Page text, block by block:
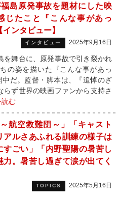
島原発事故を題材にした映
じたこと『こんな事があっ
インタビュー】
インタビュー 2025年9月16日
舞台に、原発事故で引き裂かれ
の姿を描いた『こんな事があっ
だ。監督・脚本は、『追悼のざ
ず世界の映画ファンから支持さ
読む
～航空救難団～」「キャスト
アルさあふれる訓練の様子は
すごい」「内野聖陽の暑苦し
力。暑苦し過ぎて涙が出てく
TOPICS 2025年5月16日